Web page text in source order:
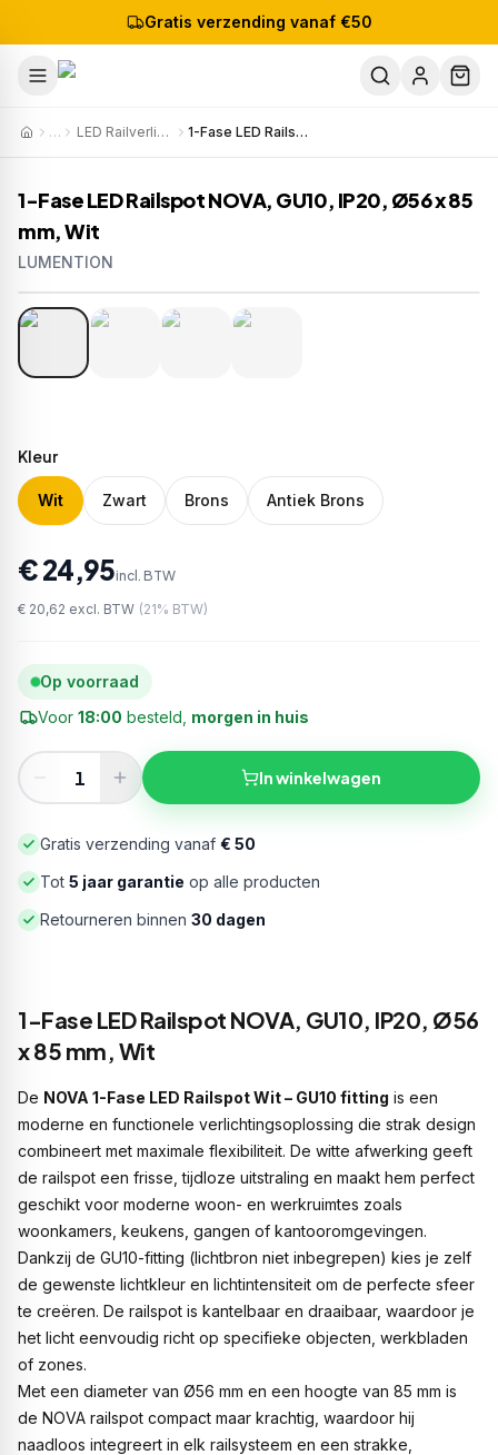
Gratis verzending vanaf €50
… LED Railverlichting 1-Fase LED Railspot NOVA, GU10, IP20, Ø56 x 85 mm, Wit
1-Fase LED Railspot NOVA, GU10, IP20, Ø56 x 85
mm, Wit
LUMENTION
Artikelnr:T511EAN:8721381541242
Kleur
Wit Zwart Brons Antiek Brons
€ 24,95incl. BTW
€ 20,62 excl. BTW (21% BTW)
Op voorraad
Voor 18:00 besteld, morgen in huis
In winkelwagen
Gratis verzending vanaf € 50
Tot 5 jaar garantie op alle producten
Retourneren binnen 30 dagen
1-Fase LED Railspot NOVA, GU10, IP20, Ø56
x 85 mm, Wit
De NOVA 1-Fase LED Railspot Wit – GU10 fitting is een
moderne en functionele verlichtingsoplossing die strak design
combineert met maximale flexibiliteit. De witte afwerking geeft
de railspot een frisse, tijdloze uitstraling en maakt hem perfect
geschikt voor moderne woon- en werkruimtes zoals
woonkamers, keukens, gangen of kantooromgevingen.
Dankzij de GU10-fitting (lichtbron niet inbegrepen) kies je zelf
de gewenste lichtkleur en lichtintensiteit om de perfecte sfeer
te creëren. De railspot is kantelbaar en draaibaar, waardoor je
het licht eenvoudig richt op specifieke objecten, werkbladen
of zones.
Met een diameter van Ø56 mm en een hoogte van 85 mm is
de NOVA railspot compact maar krachtig, waardoor hij
naadloos integreert in elk railsysteem en een strakke,